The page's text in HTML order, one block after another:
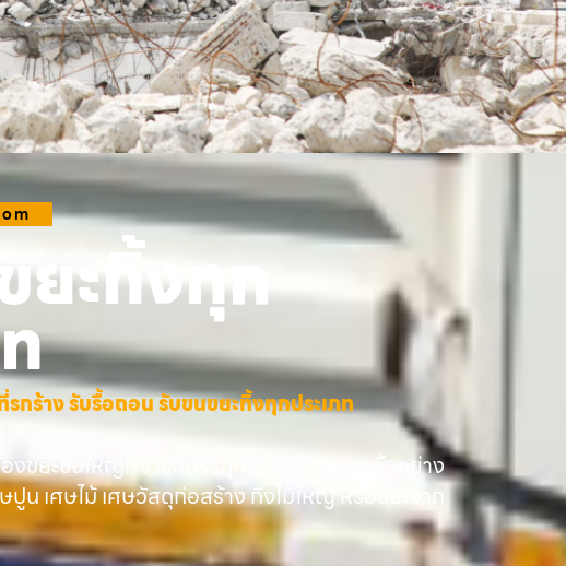
ยะทิ้งทุก
กร้าง รับรื้อถอน รับขนขยะทิ้งทุกประเภท
ขยะชิ้นใหญ่! เรารับบรรทุกและขนย้ายขยะทิ้งอย่าง
ปูน เศษไม้ เศษวัสดุก่อสร้าง กิ่งไม้ใหญ่ หรือขยะจาก